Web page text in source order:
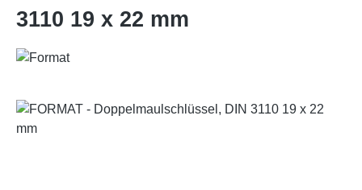
3110 19 x 22 mm
Bildergalerie überspringen